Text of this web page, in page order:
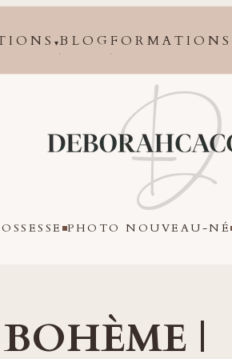
▾BLOGFORMATIONS
PHOTO NOUVEAU-NÉ
|